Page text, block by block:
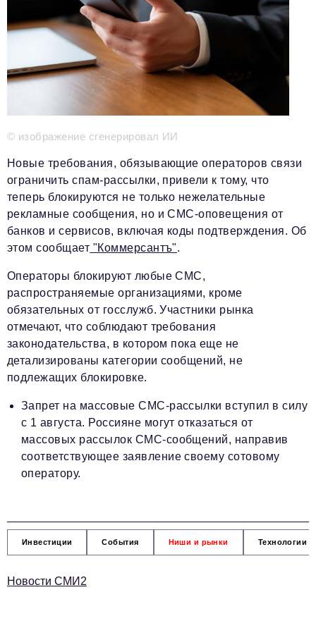
Информационный отдел
info@business-magazine.online
Отдел рекламы
reklama@business-magazine.online
Отдел распространения/редакционная подписка
podpiska@business-magazine.online
Отдел по работе с партнерами
partner@business-magazine.online
© изображение сгенерировал ИИ
Новые требования, обязывающие операторов связи
ограничить спам-рассылки, привели к тому, что
теперь блокируются не только нежелательные
рекламные сообщения, но и СМС-оповещения от
банков и сервисов, включая коды подтверждения. Об
этом сообщает "Коммерсантъ".
Операторы блокируют любые СМС,
распространяемые организациями, кроме
обязательных от госслужб. Участники рынка
отмечают, что соблюдают требования
законодательства, в котором пока еще не
детализированы категории сообщений, не
подлежащих блокировке.
Запрет на массовые СМС-рассылки вступил в силу
с 1 августа. Россияне могут отказаться от
массовых рассылок СМС-сообщений, направив
соответствующее заявление своему сотовому
оператору.
Инвестиции События Ниши и рынки Технологии
Новости СМИ2